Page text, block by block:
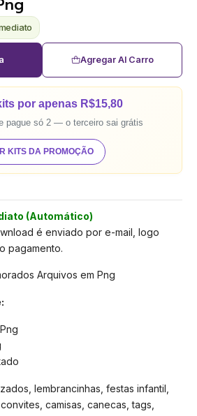
Agregar Al Carro
por apenas R$15,80
pague só 2 — o terceiro sai grátis
KITS DA PROMOÇÃO
(Automático)
é enviado por e-mail, logo
pagamento.
Arquivos em Png
lembrancinhas, festas infantil,
camisas, canecas, tags,